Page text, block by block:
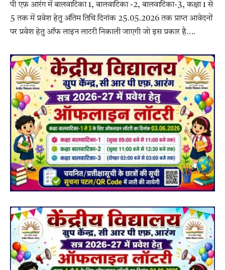
पी एफ़ आरंग में बालवाटिका 1, बालवाटिका -2, बालवाटिका-3, कक्षा 1 से
5 तक में प्रवेश हेतु अंतिम तिथि दिनांक 25.05.2026 तक प्राप्त आवेदनों
पर प्रवेश हेतु ऑफ लाइन लाटरी निकाली जाएगी जो इस प्रकार है….